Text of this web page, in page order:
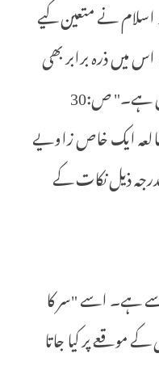
نے متعین کیے
میں ذرہ برابر بھی
ہے۔" ص:30
ایک خاص زاویے
ذیل نکات کے
سے ہے۔ اسے "سر کا
موقعے پر کیا جاتا